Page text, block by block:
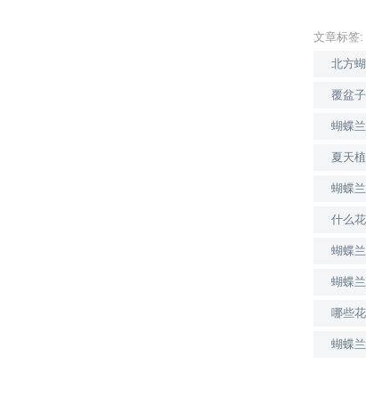
文章标签:
北方
覆盆
蝴蝶
夏天
蝴蝶
什么
蝴蝶
蝴蝶
哪些
蝴蝶